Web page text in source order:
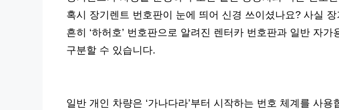
혹시 장기렌트 번호판이 눈에 띄어 신경 쓰이셨나요? 사실
흔히 ‘하허호’ 번호판으로 알려진 렌터카 번호판과 일반 자가
구분할 수 있습니다.
일반 개인 차량은 ‘가나다라’부터 시작하는 번호 체계를 사